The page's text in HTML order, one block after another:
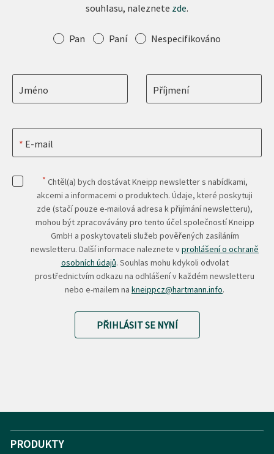
souhlasu, naleznete zde.
Oslovení Pan Paní Nespecifikováno
Jméno Příjmení
E-mail
* Chtěl(a) bych dostávat Kneipp newsletter s nabídkami,
akcemi a informacemi o produktech. Údaje, které poskytuji
zde (stačí pouze e-mailová adresa k přijímání newsletteru),
mohou být zpracovávány pro tento účel společností Kneipp
GmbH a poskytovateli služeb pověřených zasíláním
newsletteru. Další informace naleznete vprohlášení o ochraně
osobních údajů. Souhlas mohu kdykoli odvolat
prostřednictvím odkazu na odhlášení v každém newsletteru
nebo e-mailem na kneippcz@hartmann.info.
PŘIHLÁSIT SE NYNÍ
PRODUKTY